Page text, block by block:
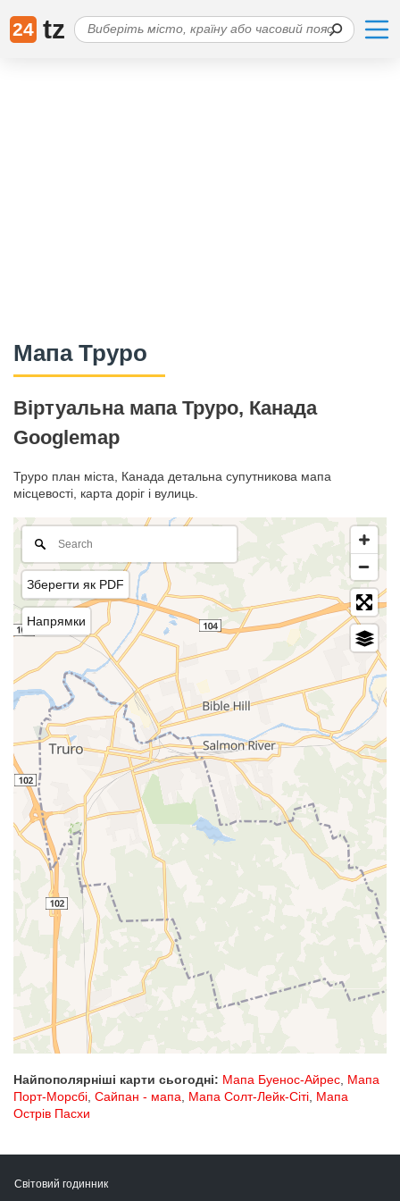
24 tz
Мапа Труро
Віртуальна мапа Труро, Канада
Googlemap
Труро план міста, Канада детальна супутникова мапа
місцевості, карта доріг і вулиць.
Зберегти як PDF
Напрямки
Найпополярніші карти сьогодні: Мапа Буенос-Айрес, Мапа
Порт-Морсбі, Сайпан - мапа, Мапа Солт-Лейк-Сіті, Мапа
Острів Пасхи
Світовий годинник